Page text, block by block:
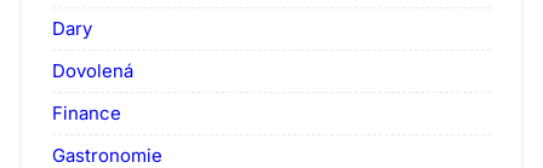
Dary
Dovolená
Finance
Gastronomie